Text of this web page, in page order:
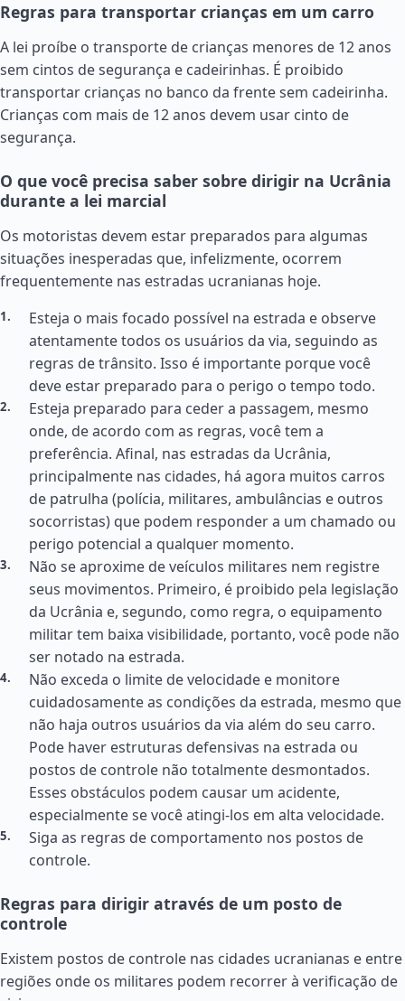
Regras para transportar crianças em um carro
A lei proíbe o transporte de crianças menores de 12 anos
sem cintos de segurança e cadeirinhas. É proibido
transportar crianças no banco da frente sem cadeirinha.
Crianças com mais de 12 anos devem usar cinto de
segurança.
O que você precisa saber sobre dirigir na Ucrânia
durante a lei marcial
Os motoristas devem estar preparados para algumas
situações inesperadas que, infelizmente, ocorrem
frequentemente nas estradas ucranianas hoje.
Esteja o mais focado possível na estrada e observe
atentamente todos os usuários da via, seguindo as
regras de trânsito. Isso é importante porque você
deve estar preparado para o perigo o tempo todo.
Esteja preparado para ceder a passagem, mesmo
onde, de acordo com as regras, você tem a
preferência. Afinal, nas estradas da Ucrânia,
principalmente nas cidades, há agora muitos carros
de patrulha (polícia, militares, ambulâncias e outros
socorristas) que podem responder a um chamado ou
perigo potencial a qualquer momento.
Não se aproxime de veículos militares nem registre
seus movimentos. Primeiro, é proibido pela legislação
da Ucrânia e, segundo, como regra, o equipamento
militar tem baixa visibilidade, portanto, você pode não
ser notado na estrada.
Não exceda o limite de velocidade e monitore
cuidadosamente as condições da estrada, mesmo que
não haja outros usuários da via além do seu carro.
Pode haver estruturas defensivas na estrada ou
postos de controle não totalmente desmontados.
Esses obstáculos podem causar um acidente,
especialmente se você atingi-los em alta velocidade.
Siga as regras de comportamento nos postos de
controle.
Regras para dirigir através de um posto de
controle
Existem postos de controle nas cidades ucranianas e entre
regiões onde os militares podem recorrer à verificação de